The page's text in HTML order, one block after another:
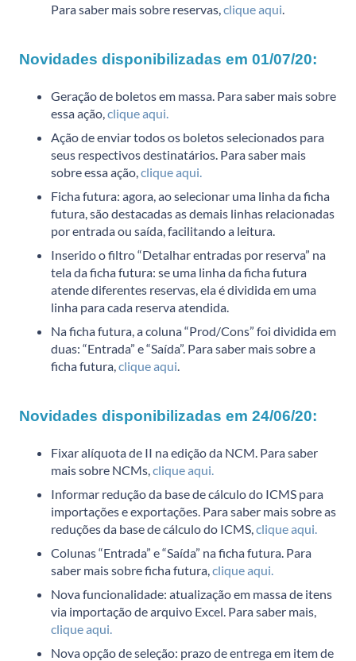
Para saber mais sobre reservas, clique aqui
Novidades disponibilizadas em 01/07/20:
Geração de boletos em massa. Para saber mais sobre
essa ação, clique aqui.
Ação de enviar todos os boletos selecionados para
seus respectivos destinatários. Para saber mais
sobre essa ação, clique aqui.
Ficha futura: agora, ao selecionar uma linha da ficha
futura, são destacadas as demais linhas relacionadas
por entrada ou saída, facilitando a leitura.
Inserido o filtro “Detalhar entradas por reserva” na
tela da ficha futura: se uma linha da ficha futura
atende diferentes reservas, ela é dividida em uma
linha para cada reserva atendida.
Na ficha futura, a coluna “Prod/Cons” foi dividida em
duas: “Entrada” e “Saída”. Para saber mais sobre a
ficha futura, clique aqui
Novidades disponibilizadas em 24/06/20:
Fixar alíquota de II na edição da NCM. Para saber
mais sobre NCMs, clique aqui.
Informar redução da base de cálculo do ICMS para
importações e exportações. Para saber mais sobre as
reduções da base de cálculo do ICMS, clique aqui.
Colunas “Entrada” e “Saída” na ficha futura. Para
saber mais sobre ficha futura, clique aqui.
Nova funcionalidade: atualização em massa de itens
via importação de arquivo Excel. Para saber mais,
clique aqui.
Nova opção de seleção: prazo de entrega em item de